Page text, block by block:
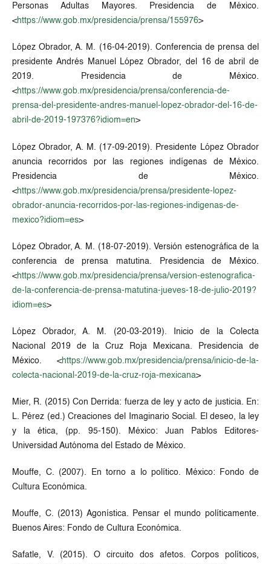
Personas Adultas Mayores. Presidencia de México.
<https://www.gob.mx/presidencia/prensa/155976>
López Obrador, A. M. (16-04-2019). Conferencia de prensa del
presidente Andrés Manuel López Obrador, del 16 de abril de
2019. Presidencia de México.
<https://www.gob.mx/presidencia/prensa/conferencia-de-
prensa-del-presidente-andres-manuel-lopez-obrador-del-16-de-
abril-de-2019-197376?idiom=en>
López Obrador, A. M. (17-09-2019). Presidente López Obrador
anuncia recorridos por las regiones indígenas de México.
Presidencia de México.
<https://www.gob.mx/presidencia/prensa/presidente-lopez-
obrador-anuncia-recorridos-por-las-regiones-indigenas-de-
mexico?idiom=es>
López Obrador, A. M. (18-07-2019). Versión estenográfica de la
conferencia de prensa matutina. Presidencia de México.
<https://www.gob.mx/presidencia/prensa/version-estenografica-
de-la-conferencia-de-prensa-matutina-jueves-18-de-julio-2019?
idiom=es>
López Obrador, A. M. (20-03-2019). Inicio de la Colecta
Nacional 2019 de la Cruz Roja Mexicana. Presidencia de
México. <https://www.gob.mx/presidencia/prensa/inicio-de-la-
colecta-nacional-2019-de-la-cruz-roja-mexicana>
Mier, R. (2015) Con Derrida: fuerza de ley y acto de justicia. En:
L. Pérez (ed.) Creaciones del Imaginario Social. El deseo, la ley
y la ética, (pp. 95-150). México: Juan Pablos Editores-
Universidad Autónoma del Estado de México.
Mouffe, C. (2007). En torno a lo político. México: Fondo de
Cultura Económica.
Mouffe, C. (2013) Agonística. Pensar el mundo políticamente.
Buenos Aires: Fondo de Cultura Económica.
Safatle, V. (2015). O circuito dos afetos. Corpos políticos,